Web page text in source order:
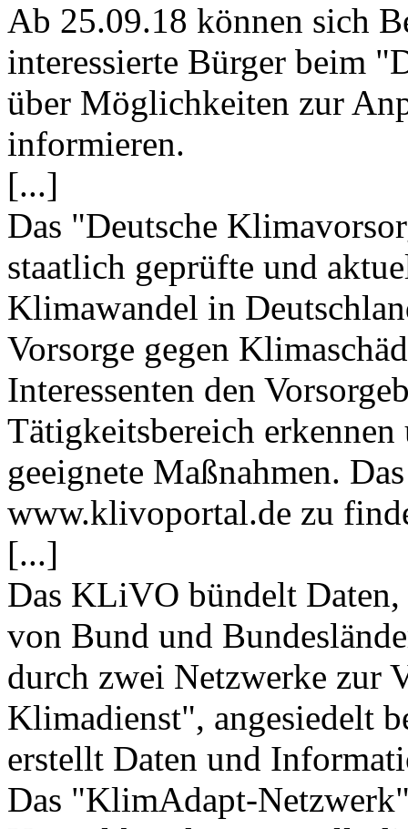
Ab 25.09.18 können sich
interessierte Bürger beim
über Möglichkeiten zur
informieren.
[...]
Das "Deutsche
staatlich geprüfte und
Klimawandel in
Vorsorge gegen
Interessenten den
Tätigkeitsbereich
geeignete Maßnahmen.
www.klivoportal.de zu
[...]
Das KLiVO bündelt
von Bund und
durch zwei Netzwerke zur
Klimadienst", angesiedelt
erstellt Daten und
Das "KlimAdapt-